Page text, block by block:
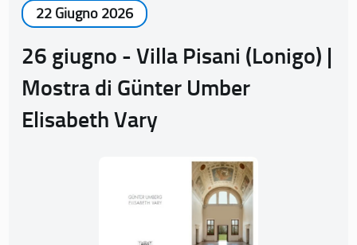
22 Giugno 2026
26 giugno - Villa Pisani (Lonigo) |
Mostra di Günter Umber
Elisabeth Vary